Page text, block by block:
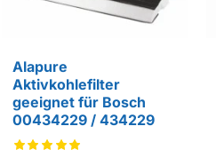
Alapure
Aktivkohlefilter
geeignet für Bosch
00434229 / 434229